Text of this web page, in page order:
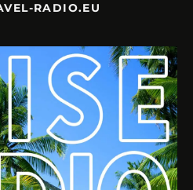
RADIO.EU